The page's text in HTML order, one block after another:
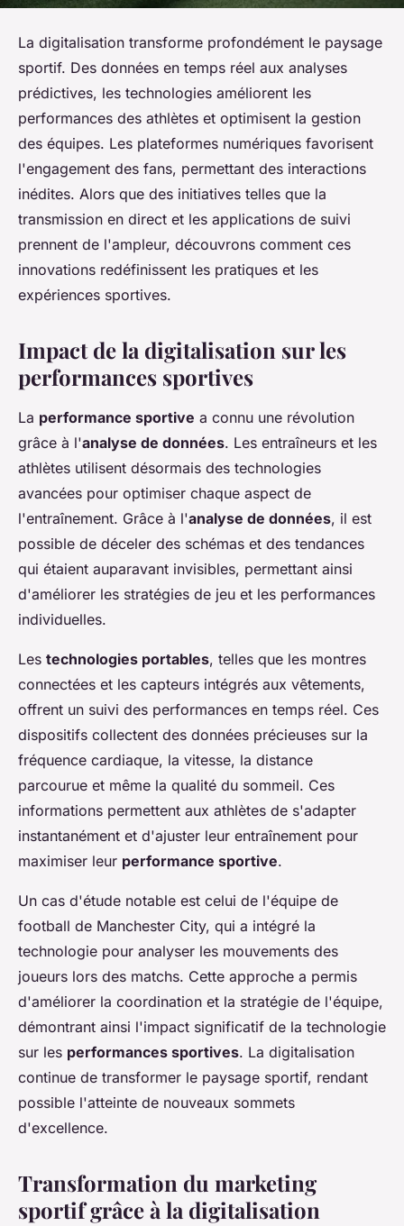
La digitalisation transforme profondément le paysage
sportif. Des données en temps réel aux analyses
prédictives, les technologies améliorent les
performances des athlètes et optimisent la gestion
des équipes. Les plateformes numériques favorisent
l'engagement des fans, permettant des interactions
inédites. Alors que des initiatives telles que la
transmission en direct et les applications de suivi
prennent de l'ampleur, découvrons comment ces
innovations redéfinissent les pratiques et les
expériences sportives.
Impact de la digitalisation sur les
performances sportives
La performance sportive a connu une révolution
grâce à l'analyse de données. Les entraîneurs et les
athlètes utilisent désormais des technologies
avancées pour optimiser chaque aspect de
l'entraînement. Grâce à l'analyse de données, il est
possible de déceler des schémas et des tendances
qui étaient auparavant invisibles, permettant ainsi
d'améliorer les stratégies de jeu et les performances
individuelles.
Les technologies portables, telles que les montres
connectées et les capteurs intégrés aux vêtements,
offrent un suivi des performances en temps réel. Ces
dispositifs collectent des données précieuses sur la
fréquence cardiaque, la vitesse, la distance
parcourue et même la qualité du sommeil. Ces
informations permettent aux athlètes de s'adapter
instantanément et d'ajuster leur entraînement pour
maximiser leur performance sportive.
Un cas d'étude notable est celui de l'équipe de
football de Manchester City, qui a intégré la
technologie pour analyser les mouvements des
joueurs lors des matchs. Cette approche a permis
d'améliorer la coordination et la stratégie de l'équipe,
démontrant ainsi l'impact significatif de la technologie
sur les performances sportives. La digitalisation
continue de transformer le paysage sportif, rendant
possible l'atteinte de nouveaux sommets
d'excellence.
Transformation du marketing
sportif grâce à la digitalisation